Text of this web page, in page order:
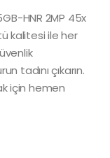
HNR 2MP 45x
kalitesi ile her
tadını çıkarın.
için hemen